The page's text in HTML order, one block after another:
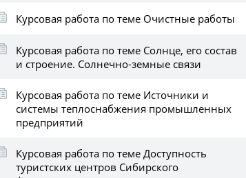
Курсовая работа по теме Очистные работы
Курсовая работа по теме Солнце, его состав
и строение. Солнечно-земные связи
Курсовая работа по теме Источники и
системы теплоснабжения промышленных
предприятий
Курсовая работа по теме Доступность
туристских центров Сибирского